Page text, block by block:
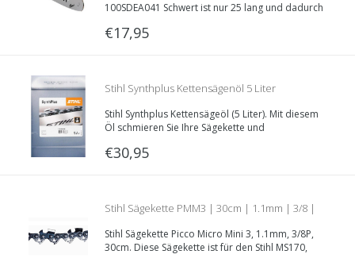
3/8LP | 25cm | 100SDEA041
100SDEA041 Schwert ist nur 25 lang und dadurch
eine Top-Handle Kettensäge.
€17,95
Stihl Synthplus Kettensägenöl 5 Liter
Stihl Synthplus Kettensägeöl (5 Liter). Mit diesem
Öl schmieren Sie Ihre Sägekette und
€30,95
Stihl Sägekette PMM3 | 30cm | 1.1mm | 3/8 |
Artikelnummer 3610 000 0044
Stihl Sägekette Picco Micro Mini 3, 1.1mm, 3/8P,
30cm. Diese Sägekette ist für den Stihl MS170,